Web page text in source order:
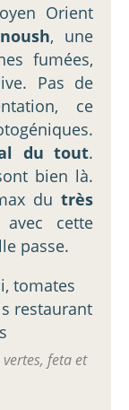
Orient
, une
fumées,
Pas de
ce
du tout.
bien là.
du très
cette
passe.
feta et